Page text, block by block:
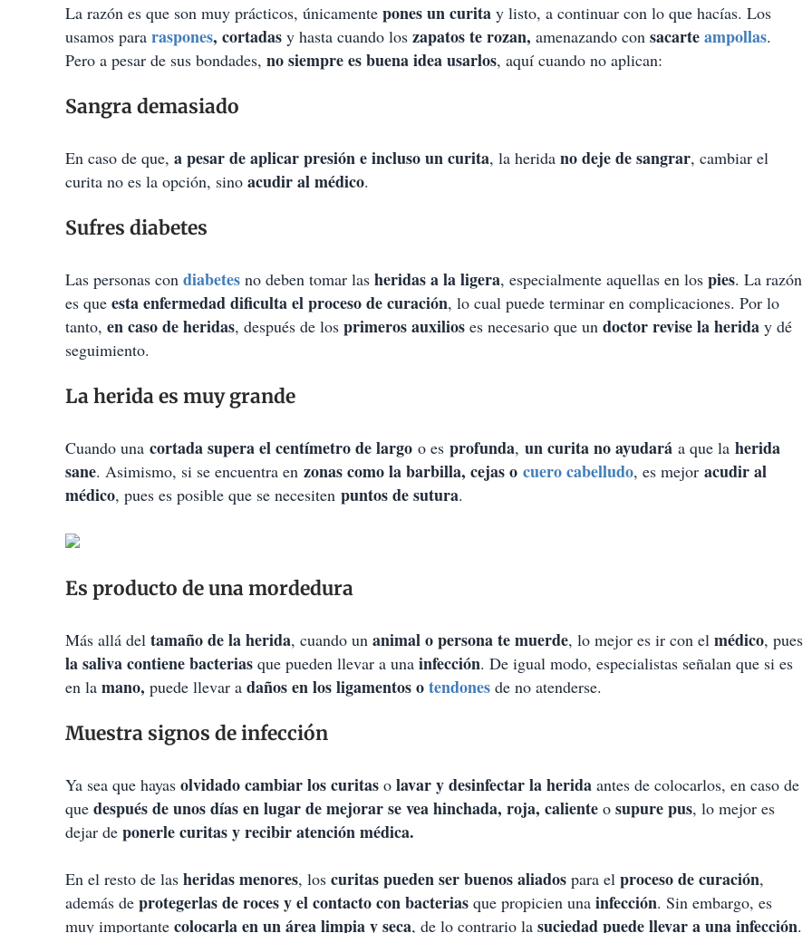
La razón es que son muy prácticos, únicamente pones un curita y listo, a continuar con lo que hacías. Los
usamos para raspones, cortadas y hasta cuando los zapatos te rozan, amenazando con sacarteampollas.
Pero a pesar de sus bondades, no siempre es buena idea usarlos, aquí cuando no aplican:
Sangra demasiado
En caso de que, a pesar de aplicar presión e incluso un curita, la herida no deje de sangrar, cambiar el
curita no es la opción, sino acudir al médico.
Sufres diabetes
Las personas con diabetes no deben tomar las heridas a la ligera, especialmente aquellas en los pies. La razón
es que esta enfermedad dificulta el proceso de curación, lo cual puede terminar en complicaciones. Por lo
tanto, en caso de heridas, después de los primeros auxilios es necesario que un doctor revise la herida y dé
seguimiento.
La herida es muy grande
Cuando una cortada supera el centímetro de largo o es profunda, un curita no ayudará a que la herida
sane. Asimismo, si se encuentra en zonas como la barbilla, cejas o cuero cabelludo, es mejor acudir al
médico, pues es posible que se necesiten puntos de sutura.
Es producto de una mordedura
Más allá del tamaño de la herida, cuando un animal o persona te muerde, lo mejor es ir con el médico, pues
la saliva contiene bacterias que pueden llevar a una infección. De igual modo, especialistas señalan que si es
en la mano, puede llevar a daños en los ligamentos otendones de no atenderse.
Muestra signos de infección
Ya sea que hayas olvidado cambiar los curitas o lavar y desinfectar la herida antes de colocarlos, en caso de
que después de unos días en lugar de mejorar se vea hinchada, roja, caliente o supure pus, lo mejor es
dejar de ponerle curitas y recibir atención médica.
En el resto de las heridas menores, los curitas pueden ser buenos aliados para el proceso de curación,
además de protegerlas de roces y el contacto con bacterias que propicien una infección. Sin embargo, es
muy importante colocarla en un área limpia y seca, de lo contrario la suciedad puede llevar a una infección.